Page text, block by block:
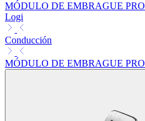
MÓDULO DE EMBRAGUE PRO
Logi
Conducción
MÓDULO DE EMBRAGUE PRO